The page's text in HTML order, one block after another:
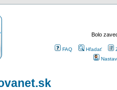
Bolo
FAQ Hľadať